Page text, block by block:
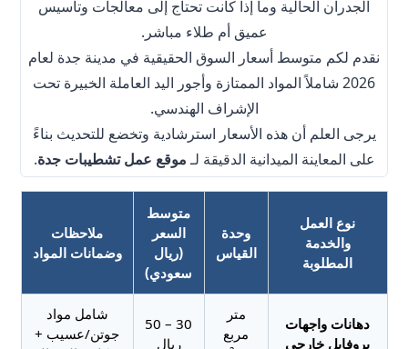
الجدران الحالية وما إذا كانت تحتاج إلى معالجات وتأسيس
عميق أم طلاء مباشر.
نقدم لكم متوسط أسعار السوق الحقيقية في مدينة جدة لعام
2026 شاملاً المواد الممتازة وأجور اليد العاملة الخبيرة تحت
الإشراف الهندسي.
يرجى العلم أن هذه الأسعار استرشادية وتخضع للتحديث بناءً
على المعاينة الميدانية الدقيقة لـموقع عمل تشطيبات جدة.
نوع العمل
والخدمة
المطلوبة
وحدة
القياس
متوسط
السعر
(ريال
سعودي)
ملاحظات
وضمانات المواد
دهانات واجهات
بروفايل خارجي
متر
مربع
30 – 50
ريال
شامل مواد
جوتن/عسيب +